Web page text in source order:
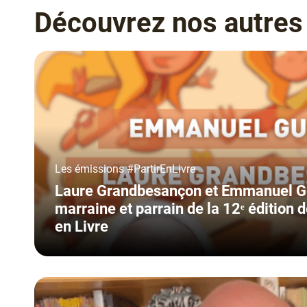
Facebook
!
Découvrez nos
Type
Les émissions #PartirEnLivre
Laure Grandbesançon et Emmanuel
marraine et parrain de la 12ᵉ édition
en Livre